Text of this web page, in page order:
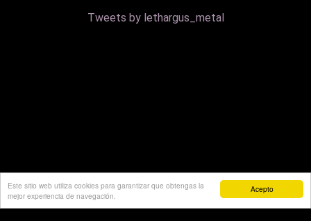
Acepto
Este sitio web utiliza cookies para garantizar que obtengas la
mejor experiencia de navegación.
Tweets by lethargus_metal